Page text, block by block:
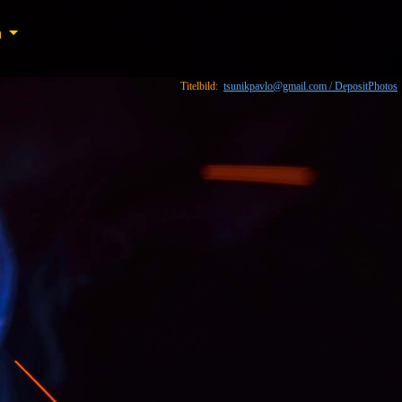
Titelbild: tsunikpavlo@gmail.com / DepositPhotos